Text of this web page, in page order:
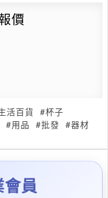
價
活百貨
#杯子
#用品 #批發 #器材
員